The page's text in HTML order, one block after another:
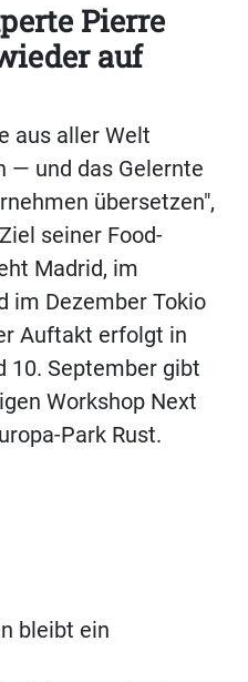
Pierre
auf
aus aller Welt
— und das Gelernte
übersetzen",
seiner Food-
Madrid, im
im Dezember Tokio
Auftakt erfolgt in
10. September gibt
Workshop Next
Park Rust.
bleibt ein